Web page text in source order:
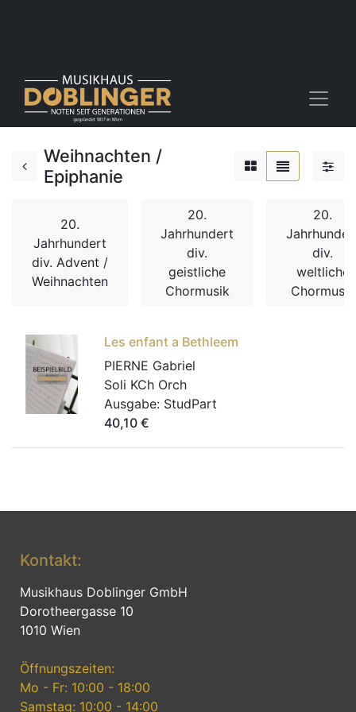
Weihnachten /
Epiphanie
20.
Jahrhundert
div. Advent /
Weihnachten
20.
Jahrhundert
div.
geistliche
Chormusik
20.
div.
weltliche
Chormusik
Les enfant a Bethleem
PIERNE Gabriel
Soli KCh Orch
Ausgabe: StudPart
40,10 €
Kontakt:
Musikhaus Doblinger GmbH
Dorotheergasse 10
1010 Wien
Öffnungszeiten:
Mo - Fr: 10:00 - 18:00
Samstag: 10:00 - 14:00